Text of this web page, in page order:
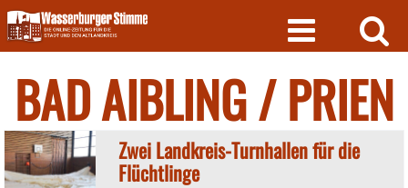
Skip
to
content
BAD AIBLING / PRIEN
Zwei Landkreis-Turnhallen für die
Flüchtlinge